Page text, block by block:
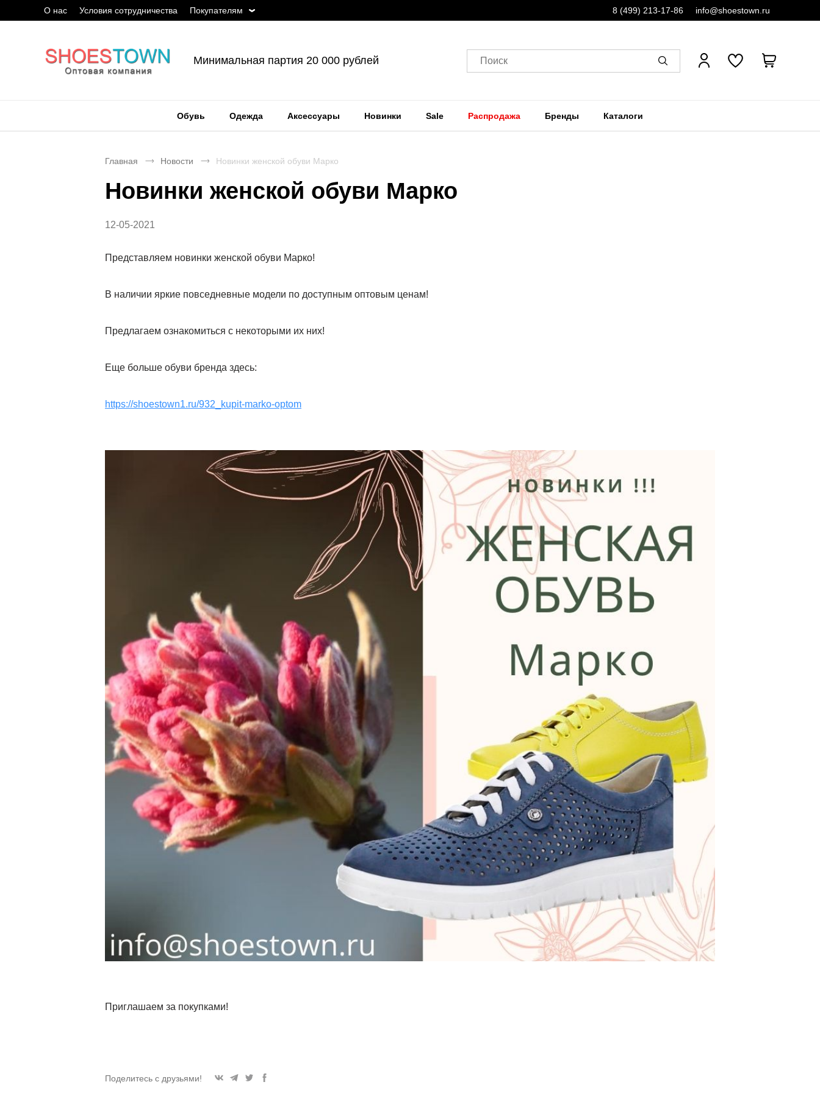
О нас Условия сотрудничества Покупателям 8 (499) 213-17-86 info@shoestown.ru
Минимальная партия 20 000 рублей Поиск
Обувь Одежда Аксессуары Новинки Sale Распродажа Бренды Каталоги
Главная Новости Новинки женской обуви Марко
Новинки женской обуви Марко
12-05-2021
Представляем новинки женской обуви Марко!
В наличии яркие повседневные модели по доступным оптовым ценам!
Предлагаем ознакомиться с некоторыми их них!
Еще больше обуви бренда здесь:
https://shoestown1.ru/932_kupit-marko-optom
Приглашаем за покупками!
Поделитесь с друзьями!